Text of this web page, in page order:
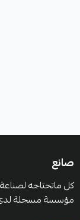
صانع
كل ماتحتاجه لصناعة
مؤسسة مسجلة لدى